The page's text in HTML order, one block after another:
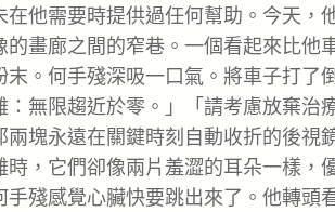
他需要時提供過任何幫助。今天，
畫廊之間的窄巷。一個看起來比他
。何手殘深吸一口氣。將車子打了
無限趨近於零。」「請考慮放棄治
塊永遠在關鍵時刻自動收折的後視
，它們卻像兩片羞澀的耳朵一樣，
殘感覺心臟快要跳出來了。他轉頭